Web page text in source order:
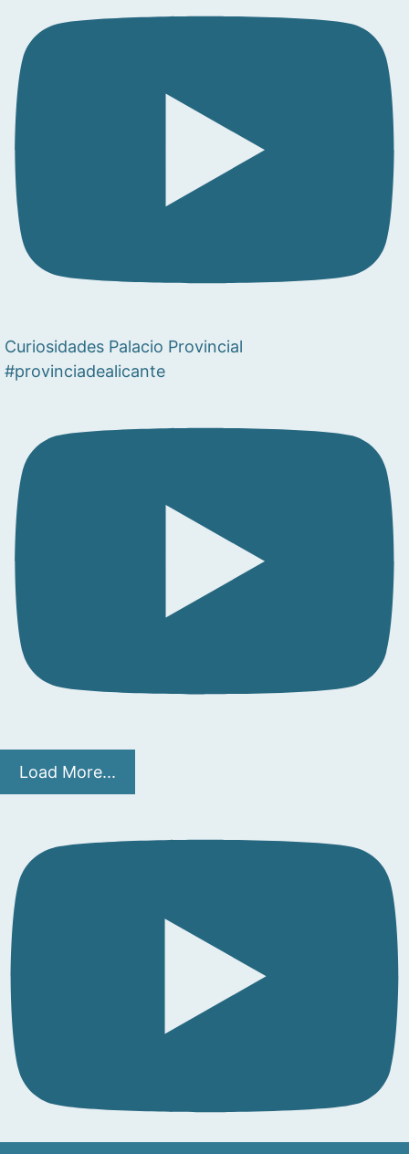
Curiosidades Palacio Provincial
#provinciadealicante
Load More...